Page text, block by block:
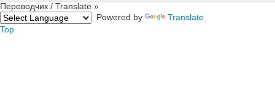
Переводчик / Translate »
Powered by
Translate
Top